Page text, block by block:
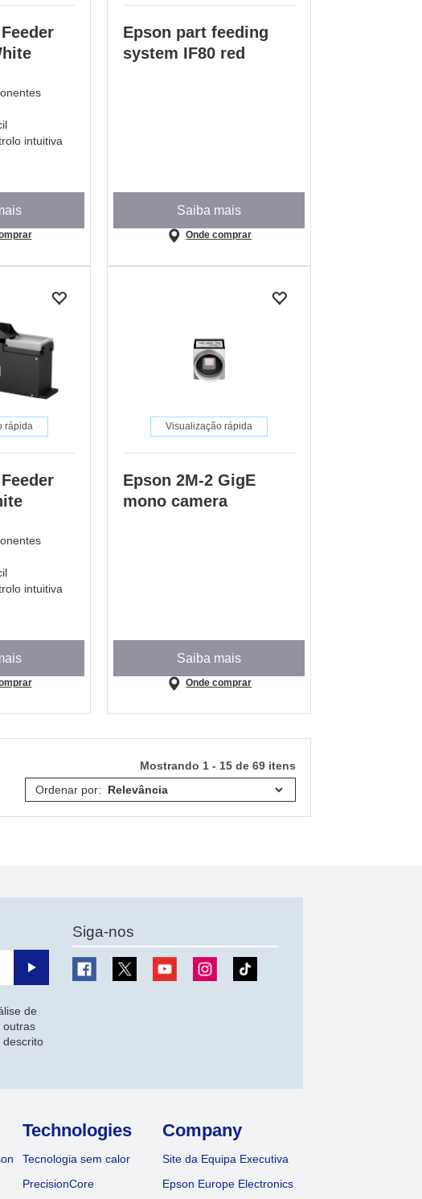
intuitiva
Epson part feeding
system IF80 red
Saiba mais
Onde comprar
rápida
intuitiva
Visualização rápida
Epson 2M-2 GigE
mono camera
Saiba mais
Onde comprar
Mostrando 1 - 15 de 69 itens
Ordenar por:
Enviar
de
outras
descrito
Siga-nos
Technologies
Tecnologia sem calor
PrecisionCore
Company
Site da Equipa Executiva
Epson Europe Electronics